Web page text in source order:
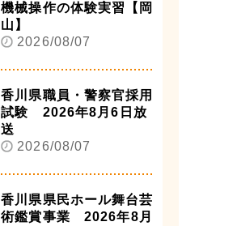
機械操作の体験実習【岡
山】
2026/08/07
香川県職員・警察官採用
試験 2026年8月6日放
送
2026/08/07
香川県県民ホール舞台芸
術鑑賞事業 2026年8月